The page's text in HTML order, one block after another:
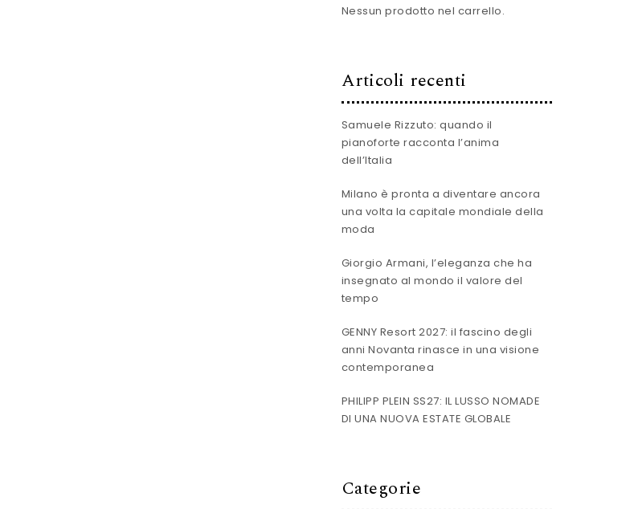
Nessun prodotto nel carrello.
Articoli recenti
Samuele Rizzuto: quando il
pianoforte racconta l’anima
dell’Italia
Milano è pronta a diventare ancora
una volta la capitale mondiale della
moda
Giorgio Armani, l’eleganza che ha
insegnato al mondo il valore del
tempo
GENNY Resort 2027: il fascino degli
anni Novanta rinasce in una visione
contemporanea
PHILIPP PLEIN SS27: IL LUSSO NOMADE
DI UNA NUOVA ESTATE GLOBALE
Categorie